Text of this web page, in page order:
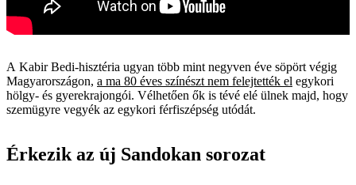
A Kabir Bedi-hisztéria ugyan több mint negyven éve söpört végig
Magyarországon, a ma 80 éves színészt nem felejtették el egykori
hölgy- és gyerekrajongói. Vélhetően ők is tévé elé ülnek majd, hogy
szemügyre vegyék az egykori férfiszépség utódát.
Érkezik az új Sandokan sorozat